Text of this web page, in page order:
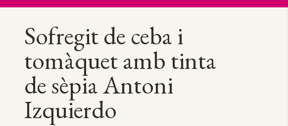
Sofregit de ceba i
tomàquet amb tinta
de sèpia Antoni
Izquierdo